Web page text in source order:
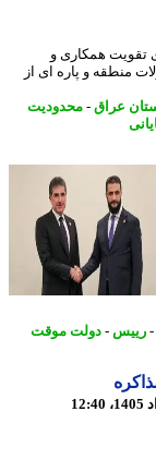
همکاری و
و پاره ای از
عراق- محدودیت
-دولت موقت